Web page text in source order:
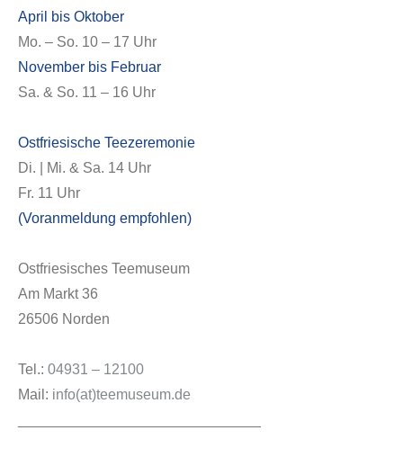
April bis Oktober
Mo. – So. 10 – 17 Uhr
November bis Februar
Sa. & So. 11 – 16 Uhr
Ostfriesische Teezeremonie
Di. | Mi. & Sa. 14 Uhr
Fr. 11 Uhr
(Voranmeldung empfohlen)
Ostfriesisches Teemuseum
Am Markt 36
26506 Norden
Tel.: 04931 – 12100
Mail: info(at)teemuseum.de